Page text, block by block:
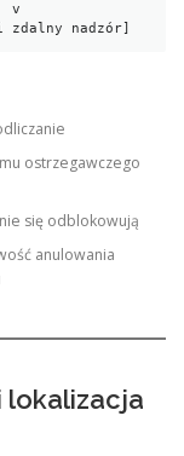
v
i zdalny nadzór]
ostrzegawczego
się odblokowują
anulowania
lokalizacja